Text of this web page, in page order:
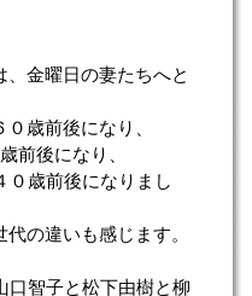
金曜日の妻たちへと
０歳前後になり、
前後になり、
０歳前後になりまし
の違いも感じます。
口智子と松下由樹と柳